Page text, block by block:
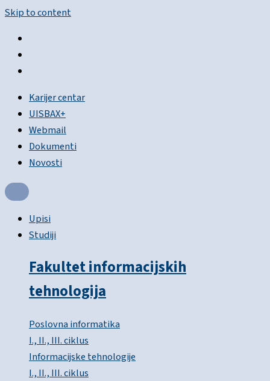
Skip to content
Karijer centar
UISBAX+
Webmail
Dokumenti
Novosti
Upisi
Studiji
Fakultet informacijskih
tehnologija
Poslovna informatika
I., II., III. ciklus
Informacijske tehnologije
I., II., III. ciklus